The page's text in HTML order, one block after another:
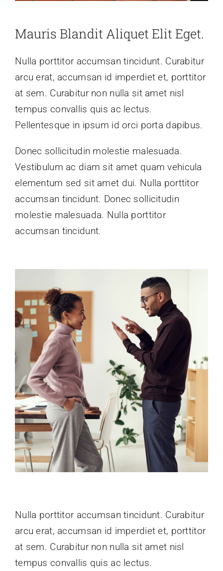
Mauris Blandit Aliquet Elit Eget.
Nulla porttitor accumsan tincidunt. Curabitur
arcu erat, accumsan id imperdiet et, porttitor
at sem. Curabitur non nulla sit amet nisl
tempus convallis quis ac lectus.
Pellentesque in ipsum id orci porta dapibus.
Donec sollicitudin molestie malesuada.
Vestibulum ac diam sit amet quam vehicula
elementum sed sit amet dui. Nulla porttitor
accumsan tincidunt. Donec sollicitudin
molestie malesuada. Nulla porttitor
accumsan tincidunt.
Nulla porttitor accumsan tincidunt. Curabitur
arcu erat, accumsan id imperdiet et, porttitor
at sem. Curabitur non nulla sit amet nisl
tempus convallis quis ac lectus.